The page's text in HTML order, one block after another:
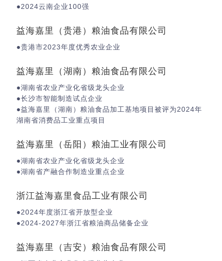
●2024云南企业100强
益海嘉里（贵港）粮油食品有限公司
●贵港市2023年度优秀农业企业
益海嘉里（湖南）粮油食品有限公司
●湖南省农业产业化省级龙头企业
●长沙市智能制造试点企业
●益海嘉里（湖南）粮油食品加工基地项目被评为2024年
湖南省消费品工业重点项目
益海嘉里（岳阳）粮油工业有限公司
●湖南省农业产业化省级龙头企业
●湖南省产融合作制造业重点企业
浙江益海嘉里食品工业有限公司
●2024年度浙江省开放型企业
●2024-2027年浙江省粮油商品储备企业
益海嘉里（吉安）粮油食品有限公司